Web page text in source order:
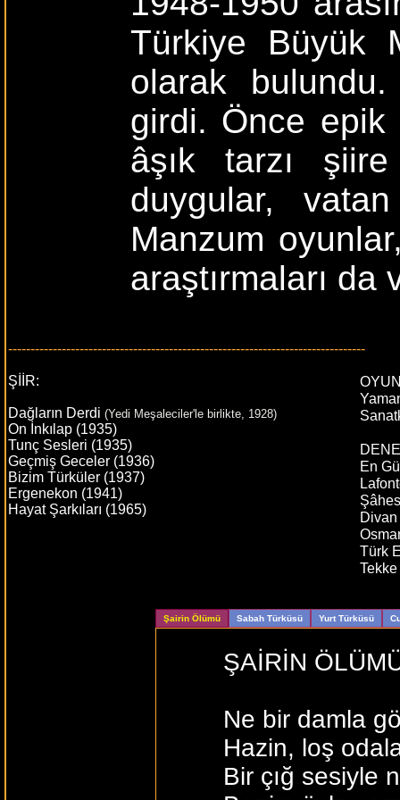
Türkiye Büyük
olarak
girdi. Önce epik
âşık tarzı
duygular,
Manzum
araştırmaları da
--------------------------------------------------------------------------------
ŞİİR:
Dağların Derdi (Yedi Meşaleciler'le birlikte, 1928)
On İnkılap (1935)
Tunç Sesleri (1935)
Geçmiş Geceler (1936)
Bizim Türküler (1937)
Ergenekon (1941)
Hayat Şarkıları (1965)
En
Türk
Şairin Ölümü Sabah Türküsü Yurt Türküsü
ŞAİRİN
Ne bir damla
Hazin, loş
Bir çığ sesiyle